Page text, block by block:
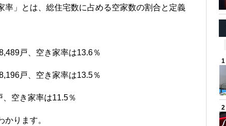
」とは、総住宅数に占める空家数の割合と定義
戸、空き家率は13.6％
戸、空き家率は13.5％
、空き家率は11.5％
ります。